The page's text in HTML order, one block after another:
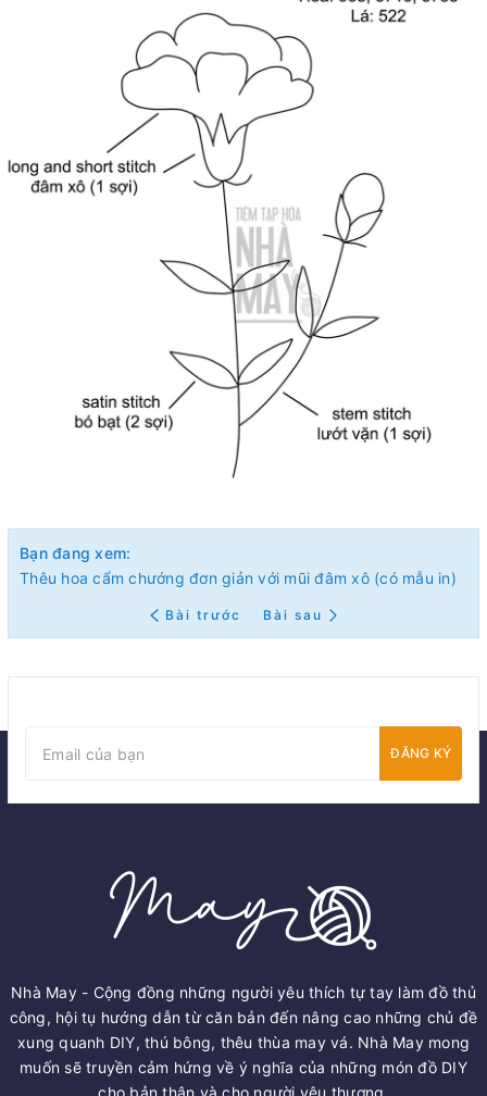
Bạn đang xem:
Thêu hoa cẩm chướng đơn giản với mũi đâm xô (có mẫu in)
Bài trước Bài sau
ĐĂNG KÝ
Nhà May - Cộng đồng những người yêu thích tự tay làm đồ thủ
công, hội tụ hướng dẫn từ căn bản đến nâng cao những chủ đề
xung quanh DIY, thú bông, thêu thùa may vá. Nhà May mong
muốn sẽ truyền cảm hứng về ý nghĩa của những món đồ DIY
cho bản thân và cho người yêu thương.